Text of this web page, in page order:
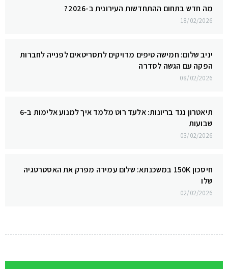
מה חדש בתחום ההתחדשות העירונית ב-2026?
18/02/2026
יניב שלום: חמישה טיפים מדויקים לתסריטאים לפנייה לחברות
הפקה עם הגשה לסדרה
08/02/2026
תיאטרון נגד בריונות: אלעד רוט מלמד איך למנוע אלימות ב-6
שבועות
03/02/2026
חיסכון 150K במשכנתא: שלום עמירה מפרק את האסטרטגיה
שלו
02/02/2026